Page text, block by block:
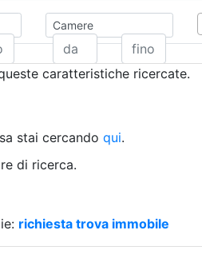
Camere
caratteristiche ricercate.
stai cercando qui.
di ricerca.
richiesta trova immobile